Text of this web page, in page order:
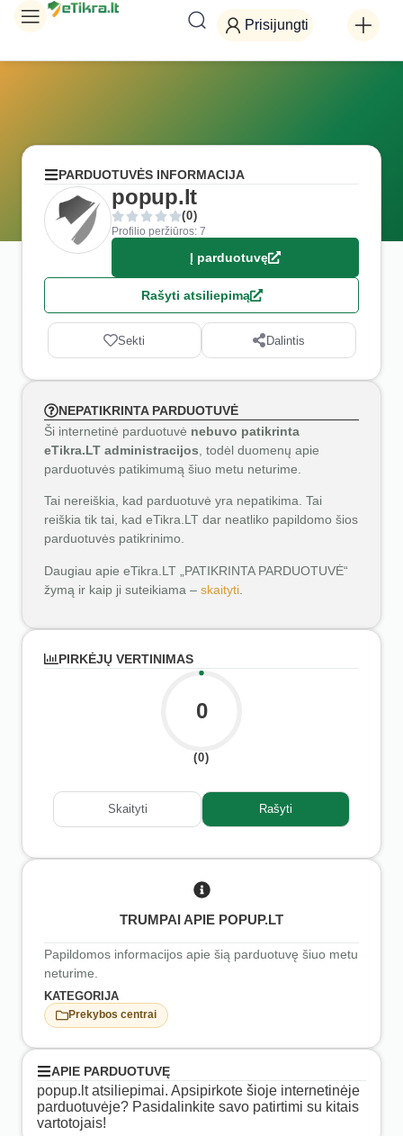
Prisijungti
PARDUOTUVĖS INFORMACIJA
popup.lt
(0)
Profilio peržiūros: 7
Į parduotuvę
Rašyti atsiliepimą
Sekti Dalintis
NEPATIKRINTA PARDUOTUVĖ
Ši internetinė parduotuvė nebuvo patikrinta
eTikra.LT administracijos , todėl duomenų apie
parduotuvės patikimumą šiuo metu neturime.
Tai nereiškia, kad parduotuvė yra nepatikima. Tai
reiškia tik tai, kad eTikra.LT dar neatliko papildomo šios
parduotuvės patikrinimo.
Daugiau apie eTikra.LT „PATIKRINTA PARDUOTUVĖ“
žymą ir kaip ji suteikiama – skaityti
PIRKĖJŲ VERTINIMAS
0
(0)
Skaityti Rašyti
TRUMPAI APIE POPUP.LT
Papildomos informacijos apie šią parduotuvę šiuo metu
neturime.
KATEGORIJA
Prekybos centrai
APIE PARDUOTUVĘ
popup.lt atsiliepimai. Apsipirkote šioje internetinėje
parduotuvėje? Pasidalinkite savo patirtimi su kitais
vartotojais!